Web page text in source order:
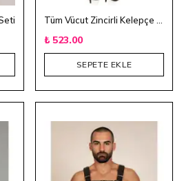
₺ 523.00
SEPETE EKLE